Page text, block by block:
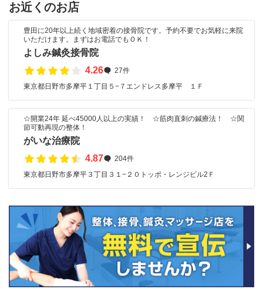
お近くのお店
豊田に20年以上続く地域密着の接骨院です。予約不要でお気軽に来院
いただけます。まずはお電話でもＯＫ！
よしみ鍼灸接骨院
4.26
27件
東京都日野市多摩平１丁目５−７エンドレス多摩平 １Ｆ
☆開業24年 延べ45000人以上の実績！ ☆筋肉直刺の鍼療法！ ☆関
節可動再現の整体！
がいな治療院
4.87
204件
東京都日野市多摩平３丁目３１−２０トッポ・レンジビル2Ｆ